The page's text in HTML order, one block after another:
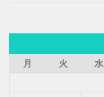
月
火 水